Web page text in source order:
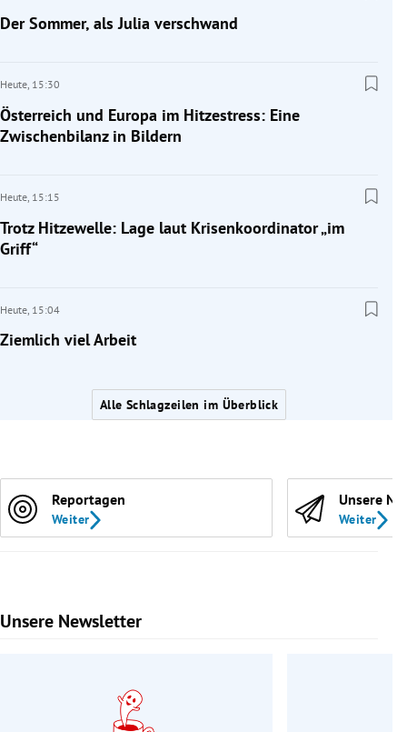
Der Sommer, als Julia verschwand
Heute, 15:30
Österreich und Europa im Hitzestress: Eine
Zwischenbilanz in Bildern
Heute, 15:15
Trotz Hitzewelle: Lage laut Krisenkoordinator „im
Griff“
Heute, 15:04
Ziemlich viel Arbeit
Alle Schlagzeilen im Überblick
Reportagen
Weiter
Unsere
Weiter
Unsere Newsletter
Slide 1 von 9